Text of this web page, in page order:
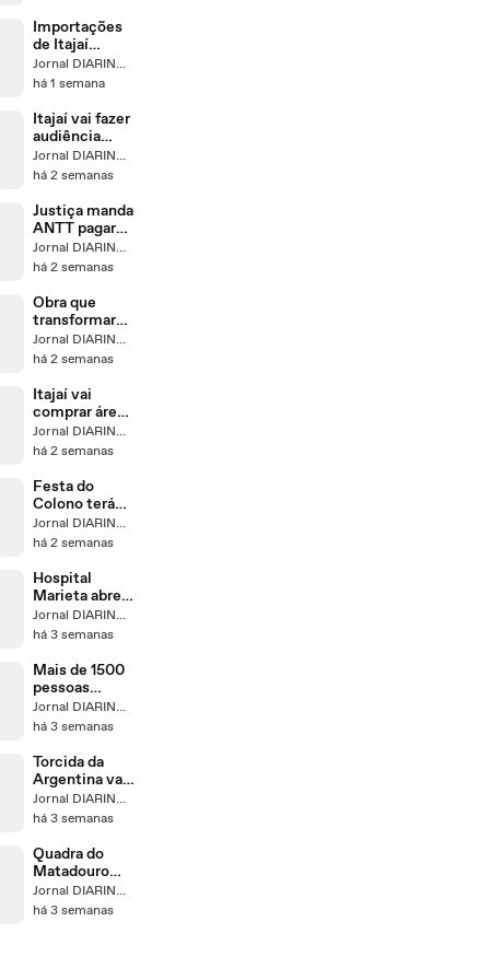
Dumont
Importações
de Itajaí
crescem mais
de US$ 1
2026
Jornal DIARINHO
há 1 semana
Itajaí vai fazer
audiência
pública sobre
PPP na
Jornal DIARINHO
há 2 semanas
Justiça manda
ANTT pagar
R$ 9 milhões
de
por
congestionam
entos na BR
101
Jornal DIARINHO
há 2 semanas
Obra que
transformará
Itajaí em polo
da aviação
dar largada
Jornal DIARINHO
há 2 semanas
Itajaí vai
comprar área
da Celesc alvo
de invasões
Jornal DIARINHO
há 2 semanas
Festa do
Colono terá
montaria em
touro de
atração
inédita
Jornal DIARINHO
há 2 semanas
Hospital
Marieta abre
vagas em
mais de 20
Itajaí
Jornal DIARINHO
há 3 semanas
Mais de 1500
pessoas
trabalhavam
na fábrica da
incêndio
começou em
Itajaí
Jornal DIARINHO
há 3 semanas
Torcida da
Argentina vai
ao delírio em
BC
Jornal DIARINHO
há 3 semanas
Quadra do
Matadouro
segue
interditada
Jornal DIARINHO
há 3 semanas